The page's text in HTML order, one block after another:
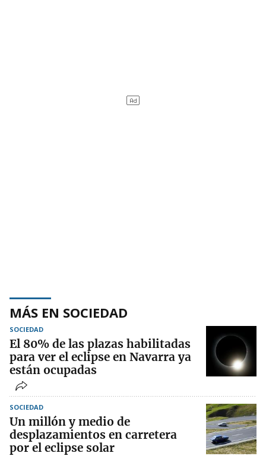
MÁS EN SOCIEDAD
SOCIEDAD
El 80% de las plazas habilitadas
para ver el eclipse en Navarra ya
están ocupadas
SOCIEDAD
Un millón y medio de
desplazamientos en carretera
por el eclipse solar